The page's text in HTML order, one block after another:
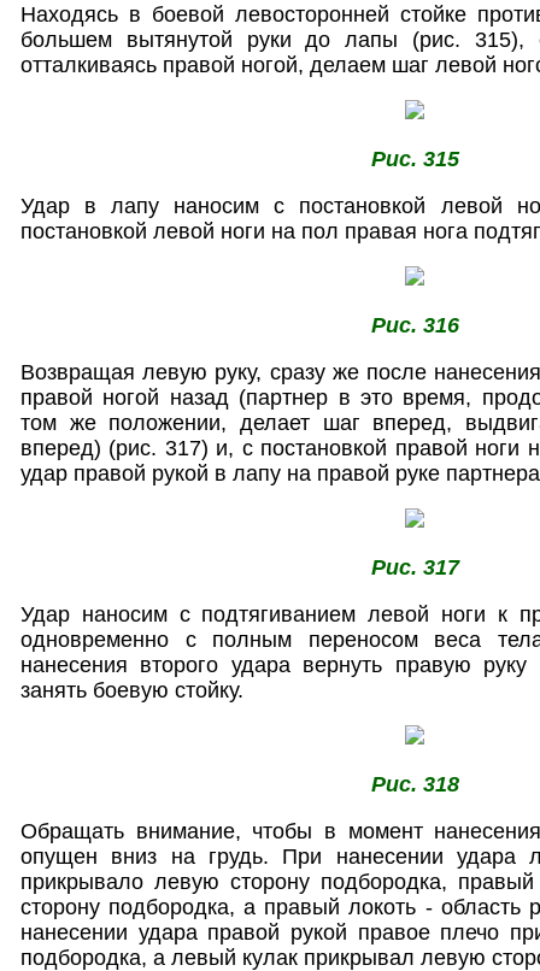
Находясь в боевой левосторонней стойке
большем вытянутой руки до лапы (рис. 315),
отталкиваясь правой ногой, делаем шаг левой
Рис. 315
Удар в лапу наносим с постановкой левой
постановкой левой ноги на пол правая нога
Рис. 316
Возвращая левую руку, сразу же после
правой ногой назад (партнер в это время,
том же положении, делает шаг вперед,
вперед) (рис. 317) и, с постановкой правой
удар правой рукой в лапу на правой руке
Рис. 317
Удар наносим с подтягиванием левой ноги к
одновременно с полным переносом веса
нанесения второго удара вернуть правую
занять боевую стойку.
Рис. 318
Обращать внимание, чтобы в момент
опущен вниз на грудь. При нанесении удара
прикрывало левую сторону подбородка,
сторону подбородка, а правый локоть - область
нанесении удара правой рукой правое плечо
подбородка, а левый кулак прикрывал левую